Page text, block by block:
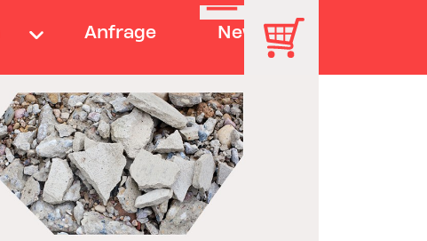
Anfrage News